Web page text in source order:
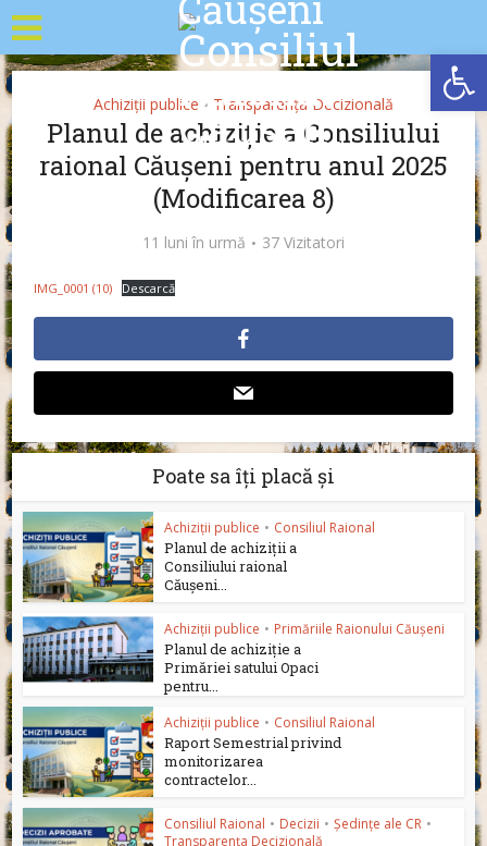
Achiziții publice • Transparența Decizională
Planul de achiziție a Consiliului
raional Căușeni pentru anul 2025
(Modificarea 8)
11 luni în urmă 37 Vizitatori
IMG_0001 (10) Descarcă
Poate sa îți placă și
Achiziții publice • Consiliul Raional
Planul de achiziții a
Consiliului raional
Căușeni...
Achiziții publice • Primăriile Raionului Căușeni
Planul de achiziție a
Primăriei satului Opaci
pentru...
Achiziții publice • Consiliul Raional
Raport Semestrial privind
monitorizarea
contractelor...
Consiliul Raional • Decizii • Ședințe ale CR •
Transparența Decizională